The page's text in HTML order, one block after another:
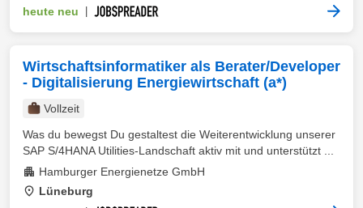
heute neu
Wirtschaftsinformatiker als Berater/Developer
- Digitalisierung Energiewirtschaft (a*)
Vollzeit
Was du bewegst Du gestaltest die Weiterentwicklung unserer
SAP S/4HANA Utilities-Landschaft aktiv mit und unterstützt ...
Hamburger Energienetze GmbH
Lüneburg